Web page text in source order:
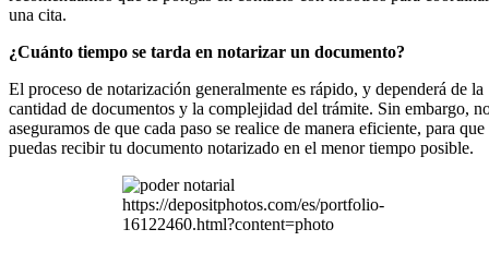
una cita.
¿Cuánto tiempo se tarda en notarizar un documento?
El proceso de notarización generalmente es rápido, y dependerá de la
cantidad de documentos y la complejidad del trámite. Sin embargo,
aseguramos de que cada paso se realice de manera eficiente, para que
puedas recibir tu documento notarizado en el menor tiempo posible.
https://depositphotos.com/es/portfolio-
16122460.html?content=photo